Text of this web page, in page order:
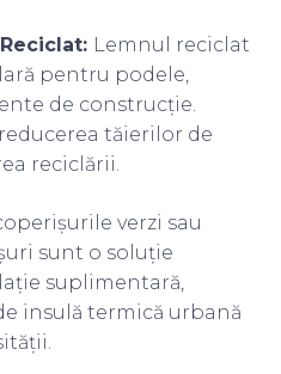
Lemnul reciclat
pentru podele,
de construcție.
tăierilor de
reciclării.
verzi sau
sunt o soluție
suplimentară,
insulă termică urbană